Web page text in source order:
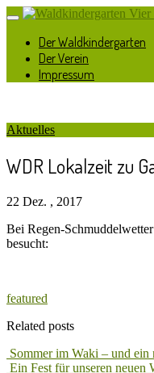
Der Waldkindergarten
Der Verein
Impressum
Aktuelles
WDR Lokalzeit zu
22 Dez. , 2017
Bei Regen-
besucht:
featured
Related posts
Sommer im Waki – und ein
Ein Fest für unseren neuen